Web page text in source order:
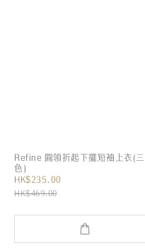
Refine 圓領折起下擺短袖上衣(三
色)
HK$235.00
HK$469.00